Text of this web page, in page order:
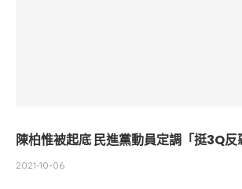
陳柏惟被起底 民進黨動員定調「挺3Q反
2021-10-06